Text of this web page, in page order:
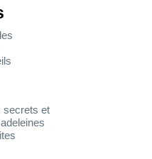
secrets et